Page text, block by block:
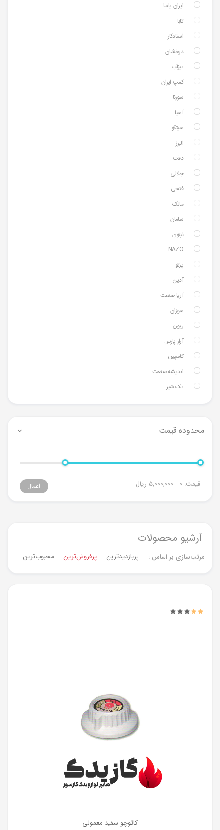
ایران یاسا
تابا
استادکار
درخشان
تیزآب
کمپ ایران
سورنا
آسیا
سیتکو
البرز
دقت
جلالی
فتحی
مالک
سامان
نپتون
NAZO
پرتو
آذین
آریا صنعت
سوزان
ریون
آراز پارس
کاسپین
اندیشه صنعت
تک شیر
محدوده قیمت
قیمت: 0 - 5,000,000 ریال اعمال
آرشیو محصولات
مرتب‌سازی بر اساس : پربازدیدترین پرفروش‌ترین‌ محبوب‌ترین
کائوچو سفید معمولی